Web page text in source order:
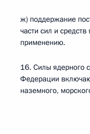
ж) поддержание
части сил и
применению.
16. Силы ядерного
Федерации
наземного,